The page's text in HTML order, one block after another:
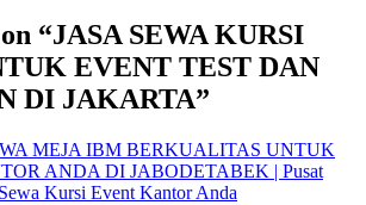
“JASA SEWA KURSI
EVENT TEST DAN
DI JAKARTA”
MEJA IBM BERKUALITAS UNTUK
ANDA DI JABODETABEK | Pusat
Kursi Event Kantor Anda